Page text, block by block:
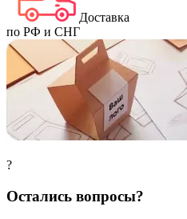
Доставка
по РФ и СНГ
?
Остались вопросы?